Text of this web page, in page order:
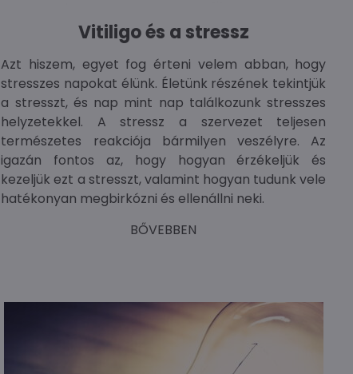
Vitiligo és a stressz
Azt hiszem, egyet fog érteni velem abban, hogy
stresszes napokat élünk. Életünk részének tekintjük
a stresszt, és nap mint nap találkozunk stresszes
helyzetekkel. A stressz a szervezet teljesen
természetes reakciója bármilyen veszélyre. Az
igazán fontos az, hogy hogyan érzékeljük és
kezeljük ezt a stresszt, valamint hogyan tudunk vele
hatékonyan megbirkózni és ellenállni neki.
BŐVEBBEN